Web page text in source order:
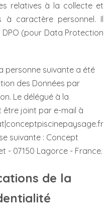
relatives à la collecte et
à caractère personnel. Il
(pour Data Protection
personne suivante a été
des Données par
Le délégué à la
joint par e-mail à
suivante : Concept
- 07150 Lagorce - France.
de la